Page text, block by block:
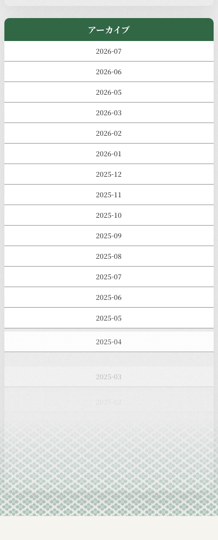
アーカイブ
2026-07
2026-06
2026-05
2026-03
2026-02
2026-01
2025-12
2025-11
2025-10
2025-09
2025-08
2025-07
2025-06
2025-05
2025-04
2025-02
2024-10
2024-09